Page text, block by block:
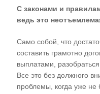
С законами и
ведь это
Само собой, что
составить грамотно
выплатами,
Все это без должного
проблемы, когда уже не